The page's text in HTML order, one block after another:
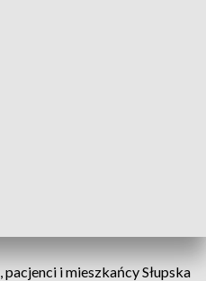
i mieszkańcy Słupska